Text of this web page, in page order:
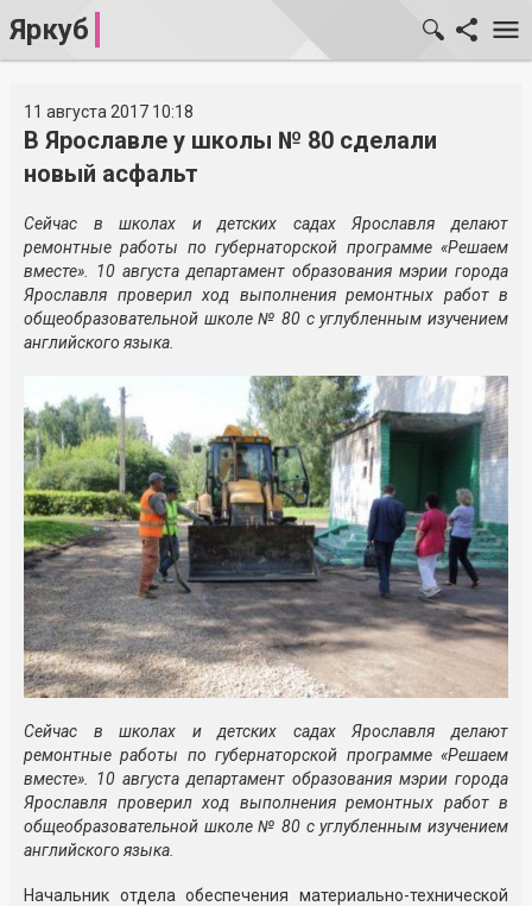
Яркуб
11 августа 2017 10:18
В Ярославле у школы № 80 сделали
новый асфальт
Сейчас в школах и детских садах Ярославля делают
ремонтные работы по губернаторской программе «Решаем
вместе». 10 августа департамент образования мэрии города
Ярославля проверил ход выполнения ремонтных работ в
общеобразовательной школе № 80 с углубленным изучением
английского языка.
Сейчас в школах и детских садах Ярославля делают
ремонтные работы по губернаторской программе «Решаем
вместе». 10 августа департамент образования мэрии города
Ярославля проверил ход выполнения ремонтных работ в
общеобразовательной школе № 80 с углубленным изучением
английского языка.
Начальник отдела обеспечения материально-технической